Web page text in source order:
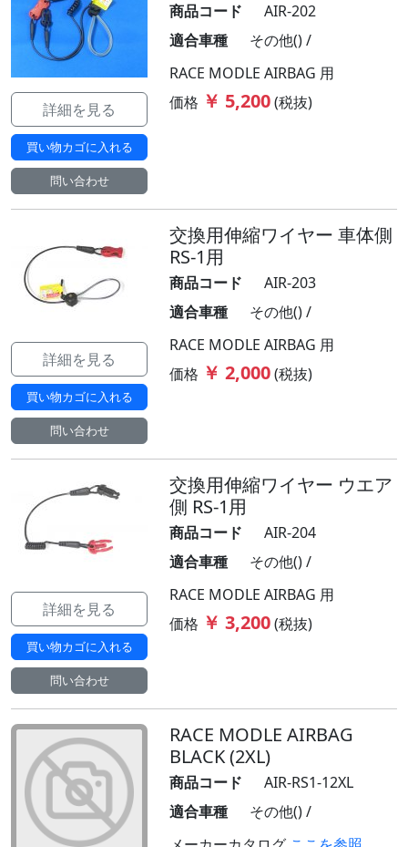
詳細を見る
買い物カゴに入れる
問い合わせ
商品コード
AIR-202
適合車種
その他() /
RACE MODLE AIRBAG 用
価格 ￥ 5,200(税抜)
詳細を見る
買い物カゴに入れる
問い合わせ
交換用伸縮ワイヤー 車体側
RS-1用
商品コード
AIR-203
適合車種
その他() /
RACE MODLE AIRBAG 用
価格 ￥ 2,000(税抜)
詳細を見る
買い物カゴに入れる
問い合わせ
交換用伸縮ワイヤー ウエア
側 RS-1用
商品コード
AIR-204
適合車種
その他() /
RACE MODLE AIRBAG 用
価格 ￥ 3,200(税抜)
RACE MODLE AIRBAG
BLACK (2XL)
商品コード
AIR-RS1-12XL
適合車種
その他() /